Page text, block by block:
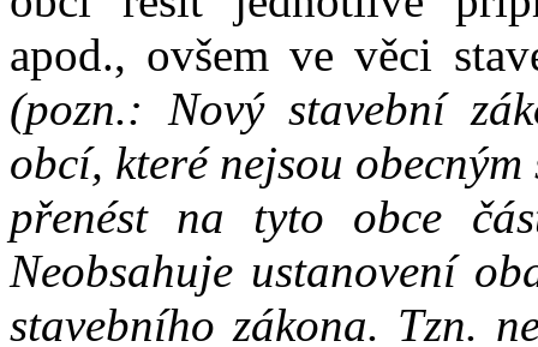
apod., ovšem ve věci
(pozn.: Nový stavební
obcí, které nejsou
přenést na tyto obce
Neobsahuje ustanovení
stavebního zákona. Tzn.